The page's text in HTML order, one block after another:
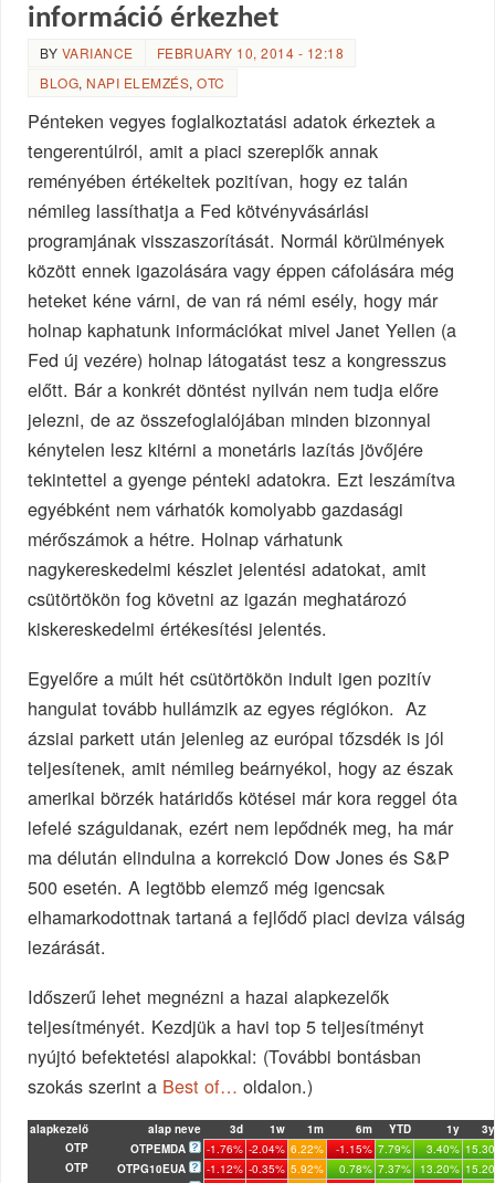
információ érkezhet
BY VARIANCE
FEBRUARY 10, 2014 - 12:18
BLOG, NAPI ELEMZÉS,OTC
Pénteken vegyes foglalkoztatási adatok érkeztek a
tengerentúlról, amit a piaci szereplők annak
reményében értékeltek pozitívan, hogy ez talán
némileg lassíthatja a Fed kötvényvásárlási
programjának visszaszorítását. Normál körülmények
között ennek igazolására vagy éppen cáfolására még
heteket kéne várni, de van rá némi esély, hogy már
holnap kaphatunk információkat mivel Janet Yellen (a
Fed új vezére) holnap látogatást tesz a kongresszus
előtt. Bár a konkrét döntést nyilván nem tudja előre
jelezni, de az összefoglalójában minden bizonnyal
kénytelen lesz kitérni a monetáris lazítás jövőjére
tekintettel a gyenge pénteki adatokra. Ezt leszámítva
egyébként nem várhatók komolyabb gazdasági
mérőszámok a hétre. Holnap várhatunk
nagykereskedelmi készlet jelentési adatokat, amit
csütörtökön fog követni az igazán meghatározó
kiskereskedelmi értékesítési jelentés.
Egyelőre a múlt hét csütörtökön indult igen pozitív
hangulat tovább hullámzik az egyes régiókon. Az
ázsiai parkett után jelenleg az európai tőzsdék is jól
teljesítenek, amit némileg beárnyékol, hogy az észak
amerikai börzék határidős kötései már kora reggel óta
lefelé száguldanak, ezért nem lepődnék meg, ha már
ma délután elindulna a korrekció Dow Jones és S&P
500 esetén. A legtöbb elemző még igencsak
elhamarkodottnak tartaná a fejlődő piaci deviza válság
lezárását.
Időszerű lehet megnézni a hazai alapkezelők
teljesítményét. Kezdjük a havi top 5 teljesítményt
nyújtó befektetési alapokkal: (További bontásban
szokás szerint a Best of… oldalon.)
alapkezelő alap neve 3d 1w 1m 6m YTD 1y
OTP
OTPEMDA -1.76% -2.04% 6.22% -1.15% 7.79% 3.40%
OTP
OTPG10EUA -1.12% -0.35% 5.92% 0.78% 7.37% 13.20%